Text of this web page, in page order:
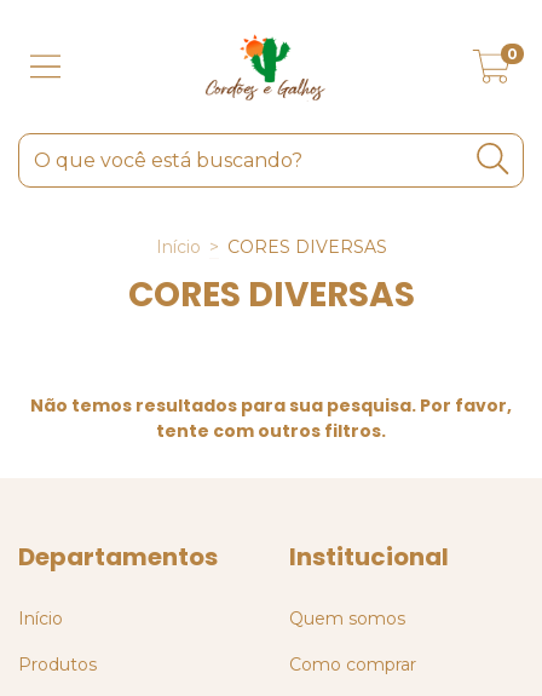
0
Início > CORES DIVERSAS
CORES DIVERSAS
Não temos resultados para sua pesquisa. Por favor,
tente com outros filtros.
Departamentos
Início
Produtos
Institucional
Quem somos
Como comprar